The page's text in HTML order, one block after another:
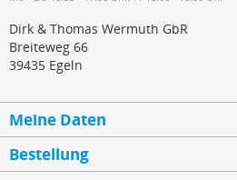
Dirk & Thomas Wermuth GbR
Breiteweg 66
39435 Egeln
Meine Daten
Bestellung